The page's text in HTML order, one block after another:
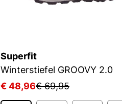
Superfit
Winterstiefel GROOVY 2.0
€ 48,96€ 69,95